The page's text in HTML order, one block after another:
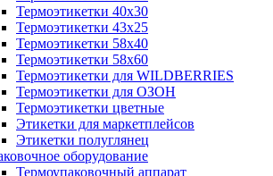
Термоэтикетки 40х30
Термоэтикетки 43х25
Термоэтикетки 58х40
Термоэтикетки 58х60
Термоэтикетки для WILDBERRIES
Термоэтикетки для ОЗОН
Термоэтикетки цветные
Этикетки для маркетплейсов
Этикетки полуглянец
оборудование
Термоупаковочный аппарат